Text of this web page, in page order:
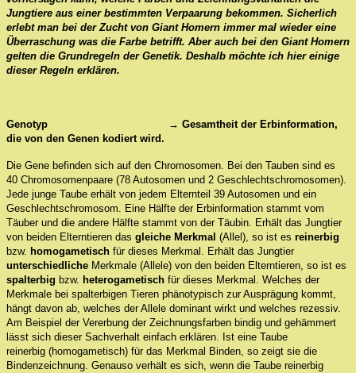
Jungtiere aus einer bestimmten Verpaarung bekommen. Sicherlich
erlebt man bei der Zucht von Giant Homern immer mal wieder eine
Überraschung was die Farbe betrifft. Aber auch bei den Giant Homern
gelten die Grundregeln der Genetik. Deshalb möchte ich hier einige
dieser Regeln erklären.
Genotyp → Gesamtheit der Erbinformation,
die von den Genen kodiert wird.
Die Gene befinden sich auf den Chromosomen. Bei den Tauben sind es
40 Chromosomenpaare (78 Autosomen und 2 Geschlechtschromosomen).
Jede junge Taube erhält von jedem Elternteil 39 Autosomen und ein
Geschlechtschromosom. Eine Hälfte der Erbinformation stammt vom
Täuber und die andere Hälfte stammt von der Täubin. Erhält das Jungtier
von beiden Elterntieren das gleiche Merkmal (Allel), so ist es reinerbig
bzw. homogametisch für dieses Merkmal. Erhält das Jungtier
unterschiedliche Merkmale (Allele) von den beiden Elterntieren, so ist es
spalterbig bzw. heterogametisch für dieses Merkmal. Welches der
Merkmale bei spalterbigen Tieren phänotypisch zur Ausprägung kommt,
hängt davon ab, welches der Allele dominant wirkt und welches rezessiv.
Am Beispiel der Vererbung der Zeichnungsfarben bindig und gehämmert
lässt sich dieser Sachverhalt einfach erklären. Ist eine Taube
reinerbig (homogametisch) für das Merkmal Binden, so zeigt sie die
Bindenzeichnung. Genauso verhält es sich, wenn die Taube reinerbig